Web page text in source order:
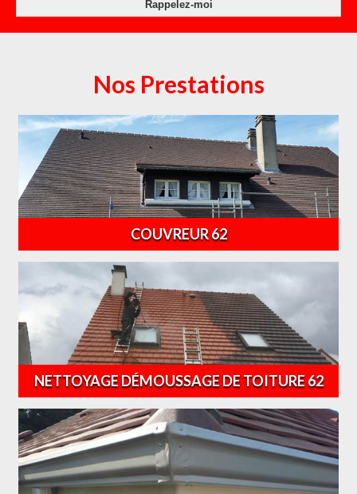
Nos Prestations
COUVREUR 62
NETTOYAGE DÉMOUSSAGE DE TOITURE 62